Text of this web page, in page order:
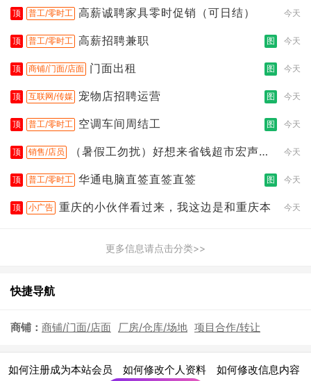
顶 普工/零时工 高薪诚聘家具零时促销（可日结） 今天
顶 普工/零时工 高薪招聘兼职 图 今天
顶 商铺/门面/店面 门面出租 图 今天
顶 互联网/传媒 宠物店招聘运营 图 今天
顶 普工/零时工 空调车间周结工 图 今天
顶 销售/店员
（暑假工勿扰）好想来省钱超市宏声桥
今天
顶 普工/零时工 华通电脑直签直签直签 图 今天
顶 小广告 重庆的小伙伴看过来，我这边是和重庆本 今天
更多信息请点击分类>>
快捷导航
商铺： 商铺/门面/店面 厂房/仓库/场地 项目合作/转让
如何注册成为本站会员 如何修改个人资料 如何修改信息内容